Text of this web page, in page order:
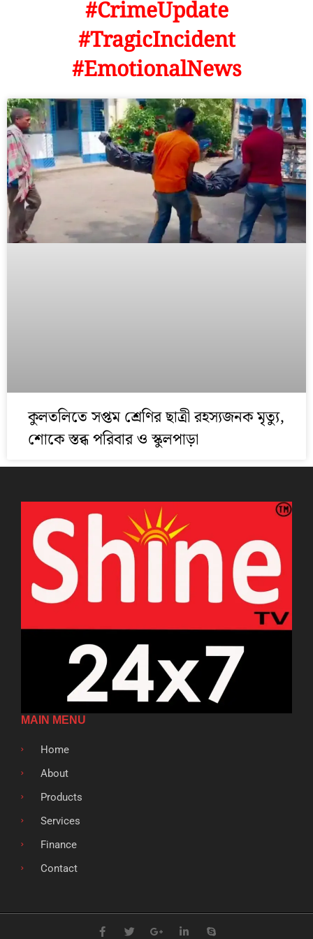
#CrimeUpdate
#TragicIncident
#EmotionalNews
কুলতলিতে সপ্তম শ্রেণির ছাত্রী রহস্যজনক মৃত্যু,
শোকে স্তব্ধ পরিবার ও স্কুলপাড়া
MAIN MENU
Home
About
Products
Services
Finance
Contact
F
a
T
w
G
o
L
i
S
k